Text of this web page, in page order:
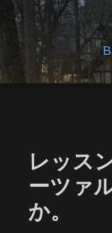
レッス
ーツァ
か。